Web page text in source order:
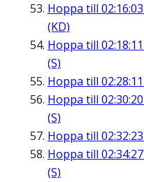
Hoppa till 02:16:03
(KD)
Hoppa till 02:18:11
(S)
Hoppa till 02:28:11
Hoppa till 02:30:20
(S)
Hoppa till 02:32:23
Hoppa till 02:34:27
(S)